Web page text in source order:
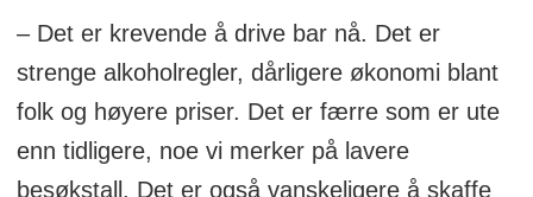
– Det er krevende å drive bar nå. Det er
strenge alkoholregler, dårligere økonomi blant
folk og høyere priser. Det er færre som er ute
enn tidligere, noe vi merker på lavere
besøkstall. Det er også vanskeligere å skaffe